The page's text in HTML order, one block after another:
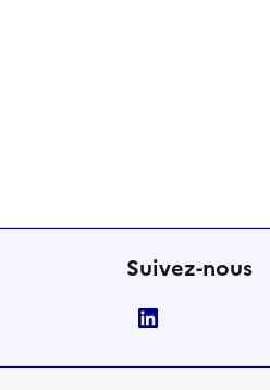
Suivez-nous